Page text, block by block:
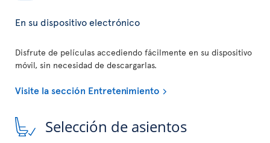
En su dispositivo electrónico
Disfrute de películas accediendo fácilmente en su dispositivo
móvil, sin necesidad de descargarlas.
Visite la sección Entretenimiento
Selección de asientos